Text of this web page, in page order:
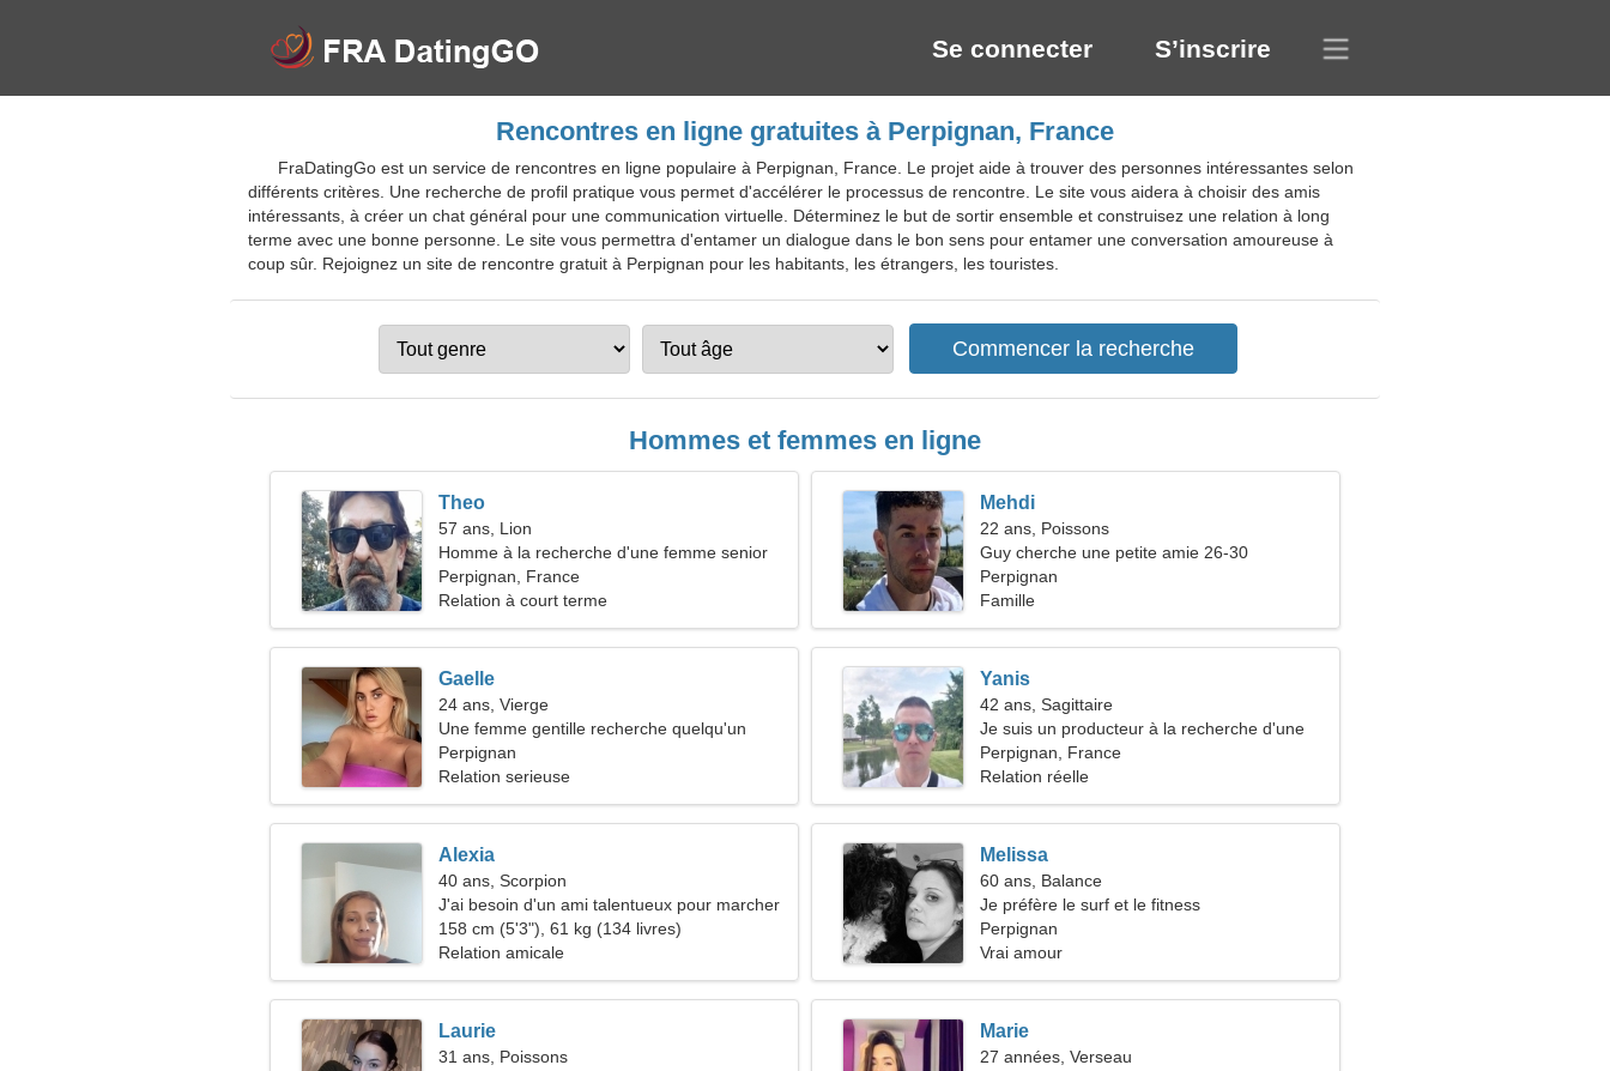
Se connecter S’inscrire
Rencontres en ligne gratuites à Perpignan, France
FraDatingGo est un service de rencontres en ligne populaire à Perpignan, France. Le projet aide à trouver des personnes intéressantes selon
différents critères. Une recherche de profil pratique vous permet d'accélérer le processus de rencontre. Le site vous aidera à choisir des amis
intéressants, à créer un chat général pour une communication virtuelle. Déterminez le but de sortir ensemble et construisez une relation à long
terme avec une bonne personne. Le site vous permettra d'entamer un dialogue dans le bon sens pour entamer une conversation amoureuse à
coup sûr. Rejoignez un site de rencontre gratuit à Perpignan pour les habitants, les étrangers, les touristes.
Hommes et femmes en ligne
Theo
57 ans, Lion
Homme à la recherche d'une femme senior
50-52
Perpignan, France
Relation à court terme
Mehdi
22 ans, Poissons
Guy cherche une petite amie 26-30
Perpignan
Famille
Gaelle
24 ans, Vierge
Une femme gentille recherche quelqu'un
comme vous
Perpignan
Relation serieuse
Yanis
42 ans, Sagittaire
Je suis un producteur à la recherche d'une
femme incroyable
Perpignan, France
Relation réelle
Alexia
40 ans, Scorpion
J'ai besoin d'un ami talentueux pour marcher
ensemble
158 cm (5'3"), 61 kg (134 livres)
Relation amicale
Melissa
60 ans, Balance
Je préfère le surf et le fitness
Perpignan
Vrai amour
Laurie
31 ans, Poissons
Marie
27 années, Verseau